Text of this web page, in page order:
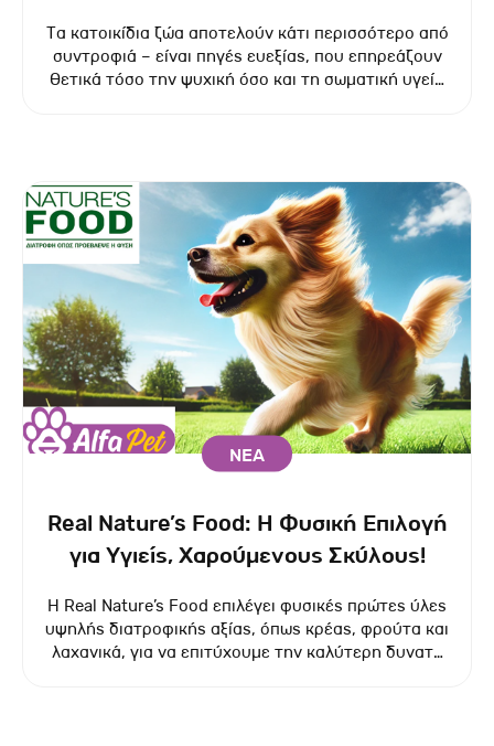
Τα κατοικίδια ζώα αποτελούν κάτι περισσότερο από
συντροφιά – είναι πηγές ευεξίας, που επηρεάζουν
θετικά τόσο την ψυχική όσο και τη σωματική υγεία
ΝΕΑ
Real Nature’s Food: Η Φυσική Επιλογή
για Υγιείς, Χαρούμενους Σκύλους!
Η Real Nature’s Food επιλέγει φυσικές πρώτες ύλες
υψηλής διατροφικής αξίας, όπως κρέας, φρούτα και
λαχανικά, για να επιτύχουμε την καλύτερη δυνατή